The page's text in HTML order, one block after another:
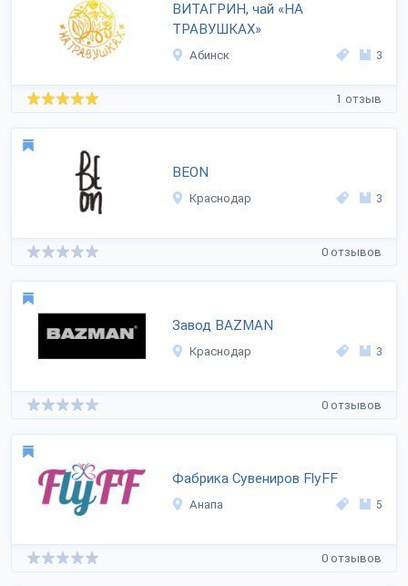
ВИТАГРИН, чай «НА
ТРАВУШКАХ»
Абинск 3
1 отзыв
BEON
Краснодар 3
0 отзывов
Завод BAZMAN
Краснодар 3
0 отзывов
Фабрика Сувениров FlyFF
Анапа 5
0 отзывов